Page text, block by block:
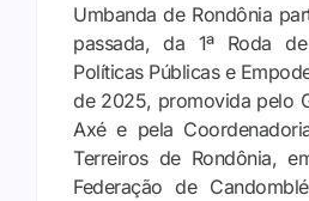
Umbanda de Rondônia
passada, da 1ª Roda
Políticas Públicas e
de 2025, promovida pelo
Axé e pela
Terreiros de Rondônia,
Federação de